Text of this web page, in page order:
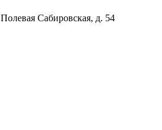
Сабировская, д. 54